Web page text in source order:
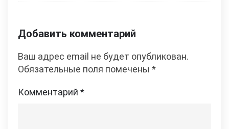
Добавить комментарий
Ваш адрес email не будет опубликован.
Обязательные поля помечены *
Комментарий *